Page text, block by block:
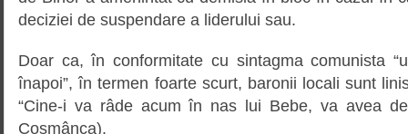
deciziei de suspendare a liderului sau.
Doar ca, în conformitate cu sintagma comunista
înapoi”, în termen foarte scurt, baronii locali sunt
“Cine-i va râde acum în nas lui Bebe, va avea
Cosmânca).